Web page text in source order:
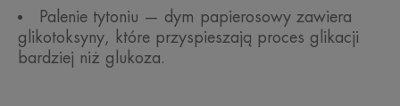
Palenie tytoniu — dym papierosowy zawiera
glikotoksyny, które przyspieszają proces glikacji
bardziej niż glukoza.